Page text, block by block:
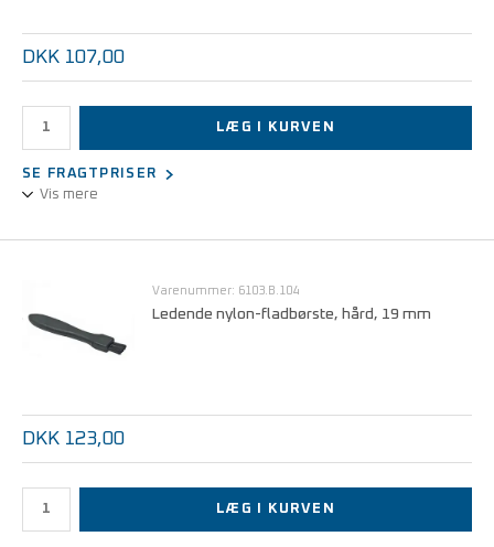
DKK 107,00
LÆG I KURVEN
SE FRAGTPRISER
Vis mere
Varenummer: 6103.B.104
Ledende nylon-fladbørste, hård, 19 mm
DKK 123,00
LÆG I KURVEN